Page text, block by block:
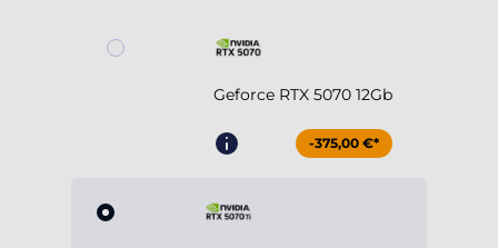
Geforce RTX 5070 12Gb
-375,00 €*